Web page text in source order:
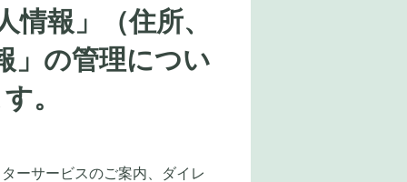
報」（住所、
」の管理につい
。
ーサービスのご案内、ダイレ